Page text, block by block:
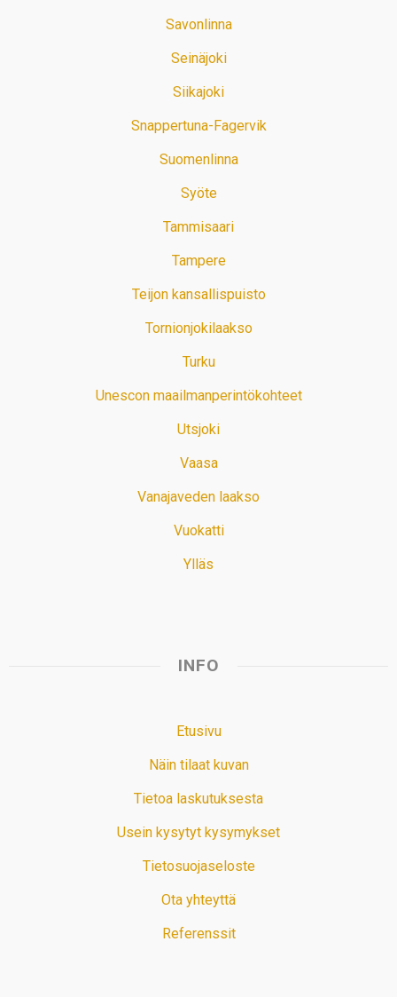
Savonlinna
Seinäjoki
Siikajoki
Snappertuna-Fagervik
Suomenlinna
Syöte
Tammisaari
Tampere
Teijon kansallispuisto
Tornionjokilaakso
Turku
Unescon maailmanperintökohteet
Utsjoki
Vaasa
Vanajaveden laakso
Vuokatti
Ylläs
INFO
Etusivu
Näin tilaat kuvan
Tietoa laskutuksesta
Usein kysytyt kysymykset
Tietosuojaseloste
Ota yhteyttä
Referenssit